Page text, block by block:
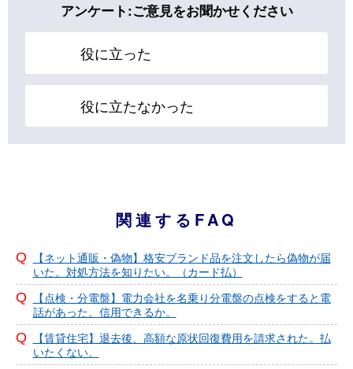
アンケート:ご意見をお聞かせください
役に立った
役に立たなかった
関連するFAQ
【ネット通販・偽物】格安ブランド品を注文したら偽物が届
いた。対処方法を知りたい。（カード払）
【点検・分電盤】電力会社を名乗り分電盤の点検をすると電
話があった。信用できるか。
【賃貸住宅】退去後、高額な原状回復費用を請求された。払
いたくない。